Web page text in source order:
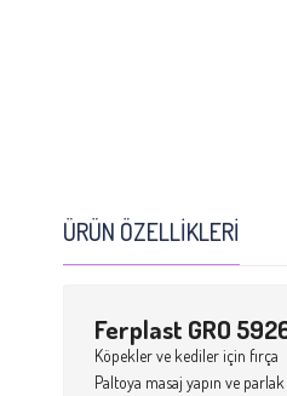
ÜRÜN ÖZELLIKLERI
Ferplast GRO
Köpekler ve kediler için fırça
Paltoya masaj yapın ve